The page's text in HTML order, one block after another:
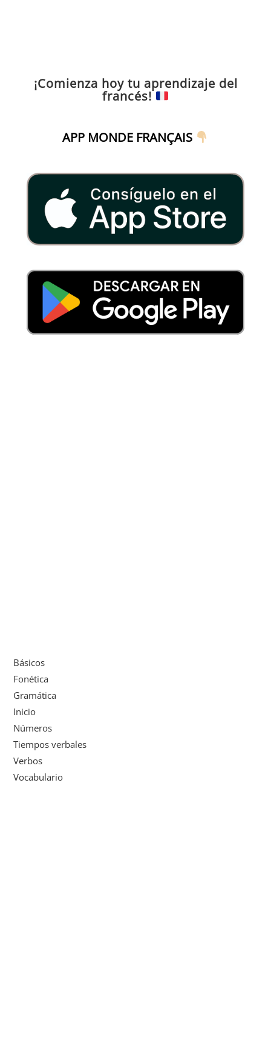
¡Comienza hoy tu aprendizaje del
francés!
APP MONDE FRANÇAIS
Básicos
Fonética
Gramática
Inicio
Números
Tiempos verbales
Verbos
Vocabulario